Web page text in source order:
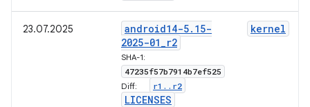
23.07.2025 android14-5. 15-
2025-01_r2
SHA-1:
47235f57b7914b7ef525
Diff: r1 . . r2
LICENSES
kernel